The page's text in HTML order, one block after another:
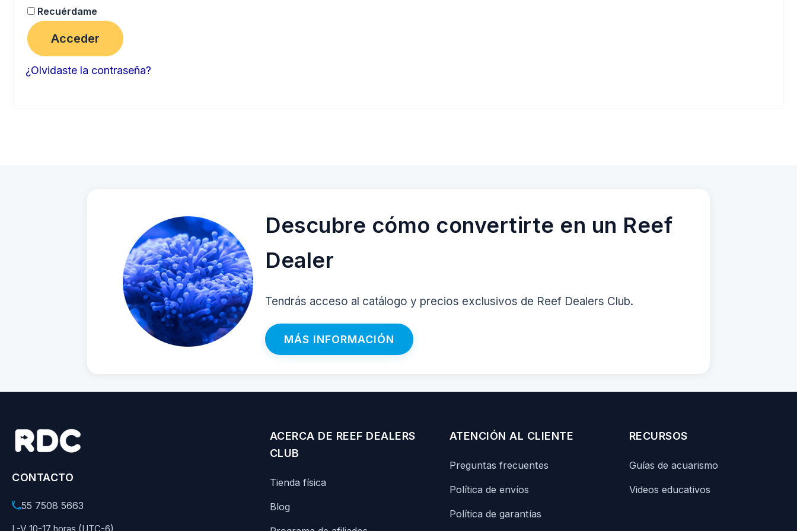
Recuérdame
Acceder
¿Olvidaste la contraseña?
Descubre cómo convertirte en un Reef
Dealer
Tendrás acceso al catálogo y precios exclusivos de Reef Dealers Club.
MÁS INFORMACIÓN
CONTACTO
55 7508 5663
ACERCA DE REEF DEALERS
CLUB
Tienda física
Blog
ATENCIÓN AL CLIENTE
Preguntas frecuentes
Política de envíos
Política de garantías
RECURSOS
Guías de acuarismo
Videos educativos